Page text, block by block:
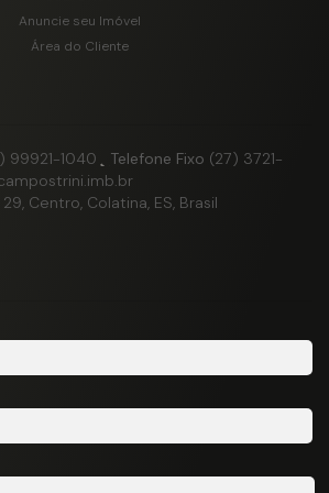
Santo, Brasil
Anuncie seu Imóvel
Área do Cliente
99921-1040 Telefone Fixo (27) 3721-
29, Centro, Colatina, ES, Brasil